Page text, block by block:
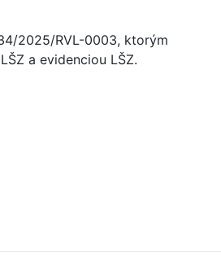
2025/RVL-0003, ktorým
a evidenciou LŠZ.